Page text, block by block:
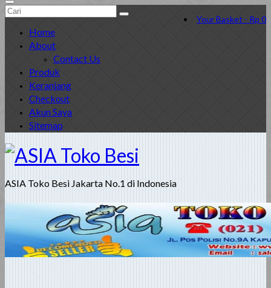
Your Basket - Rp 0
Search
Home
About
Contact Us
Produk
Keranjang
Checkout
Akun Saya
Sitemap
ASIA Toko Besi Jakarta No.1 di Indonesia